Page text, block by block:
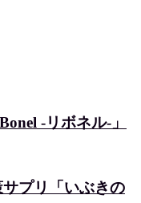
-リボネル-」
サプリ「いぶきの